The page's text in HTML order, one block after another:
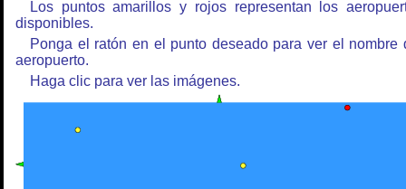
Los puntos amarillos y rojos representan los
disponibles.
Ponga el ratón en el punto deseado para ver el nombre
aeropuerto.
Haga clic para ver las imágenes.